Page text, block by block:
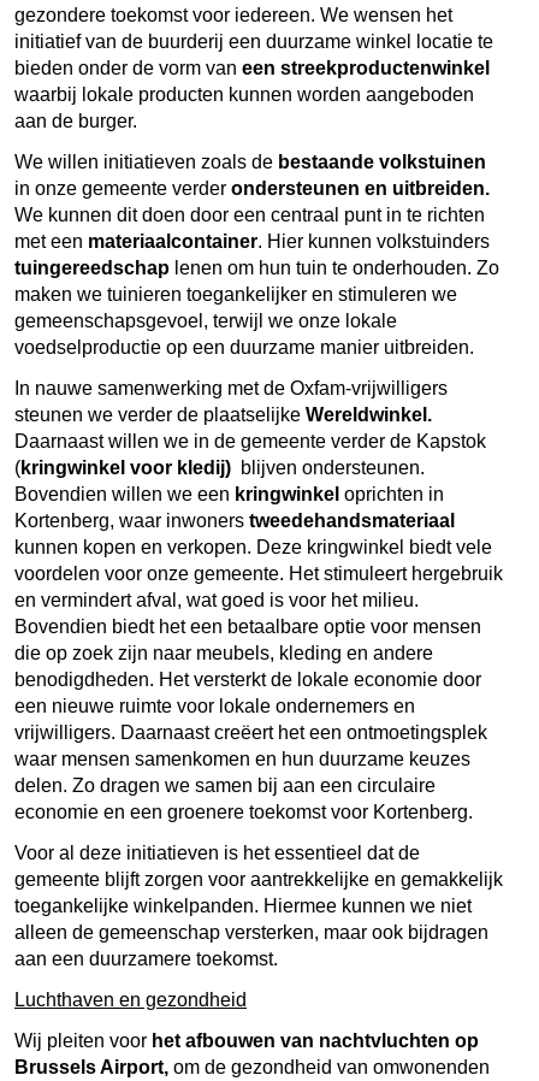
gezondere toekomst voor iedereen. We wensen het
initiatief van de buurderij een duurzame winkel locatie te
bieden onder de vorm van een streekproductenwinkel
waarbij lokale producten kunnen worden aangeboden
aan de burger.
We willen initiatieven zoals de bestaande volkstuinen
in onze gemeente verder ondersteunen en uitbreiden.
We kunnen dit doen door een centraal punt in te richten
met een materiaalcontainer. Hier kunnen volkstuinders
tuingereedschap lenen om hun tuin te onderhouden. Zo
maken we tuinieren toegankelijker en stimuleren we
gemeenschapsgevoel, terwijl we onze lokale
voedselproductie op een duurzame manier uitbreiden.
In nauwe samenwerking met de Oxfam-vrijwilligers
steunen we verder de plaatselijke Wereldwinkel.
Daarnaast willen we in de gemeente verder de Kapstok
(kringwinkel voor kledij) blijven ondersteunen.
Bovendien willen we een kringwinkel oprichten in
Kortenberg, waar inwoners tweedehandsmateriaal
kunnen kopen en verkopen. Deze kringwinkel biedt vele
voordelen voor onze gemeente. Het stimuleert hergebruik
en vermindert afval, wat goed is voor het milieu.
Bovendien biedt het een betaalbare optie voor mensen
die op zoek zijn naar meubels, kleding en andere
benodigdheden. Het versterkt de lokale economie door
een nieuwe ruimte voor lokale ondernemers en
vrijwilligers. Daarnaast creëert het een ontmoetingsplek
waar mensen samenkomen en hun duurzame keuzes
delen. Zo dragen we samen bij aan een circulaire
economie en een groenere toekomst voor Kortenberg.
Voor al deze initiatieven is het essentieel dat de
gemeente blijft zorgen voor aantrekkelijke en gemakkelijk
toegankelijke winkelpanden. Hiermee kunnen we niet
alleen de gemeenschap versterken, maar ook bijdragen
aan een duurzamere toekomst.
Luchthaven en gezondheid
Wij pleiten voor het afbouwen van nachtvluchten op
Brussels Airport, om de gezondheid van omwonenden